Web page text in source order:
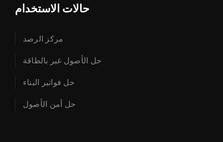
حالات الاستخدام
مركز الرصد
حل الأصول غير بالطاقة
حل فواتير البناء
حل أمن الأصول